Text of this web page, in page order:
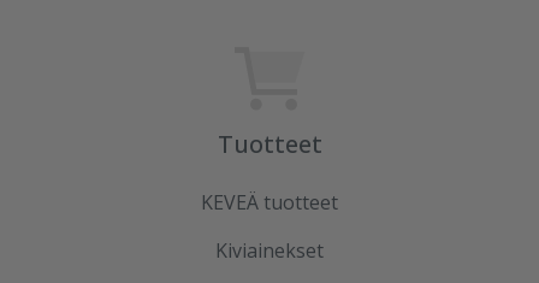
Tuotteet
KEVEÄ tuotteet
Kiviainekset